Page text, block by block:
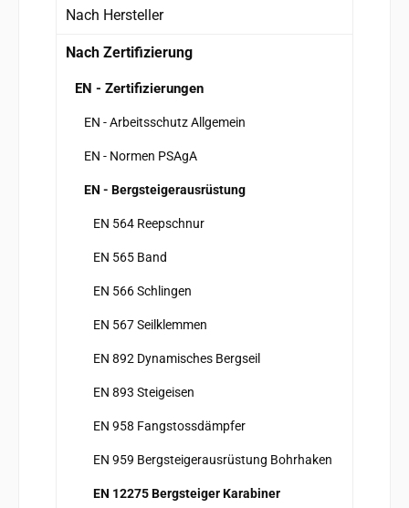
Nach Hersteller
Nach Zertifizierung
EN - Zertifizierungen
EN - Arbeitsschutz Allgemein
EN - Normen PSAgA
EN - Bergsteigerausrüstung
EN 564 Reepschnur
EN 565 Band
EN 566 Schlingen
EN 567 Seilklemmen
EN 892 Dynamisches Bergseil
EN 893 Steigeisen
EN 958 Fangstossdämpfer
EN 959 Bergsteigerausrüstung Bohrhaken
EN 12275 Bergsteiger Karabiner